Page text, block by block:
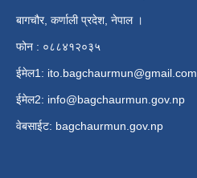
बागचौर, कर्णाली प्रदेश, नेपाल ।
फोन : ०८८४१२०३५
ईमेल1: ito.bagchaurmun@gmail.com
ईमेल2: info@bagchaurmun.gov.np
वे‍बसाईट: bagchaurmun.gov.np